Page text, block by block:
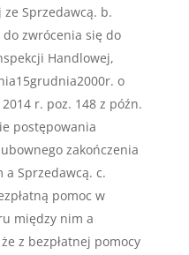
ze Sprzedawcą. b.
zwrócenia się do
Handlowej,
o
r. poz. 148 z późn.
postępowania
zakończenia
Sprzedawcą. c.
pomoc w
między nim a
z bezpłatnej pomocy